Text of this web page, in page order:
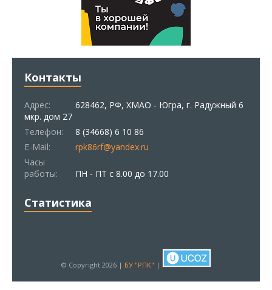
Контакты
Адрес:
628462, РФ, ХМАО - Югра, г. Радужный 6
мкр. дом 27
Телефон:
8 (34668) 6 10 86
E-Mail:
rpk86rf@yandex.ru
Часы
работы:
ПН - ПТ с 8.00 до 17.00
Статистика
© Copyright 2026 | БУ "РПК" |